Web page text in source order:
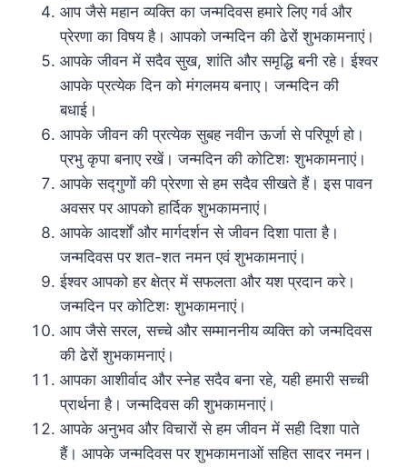
आप जैसे महान व्यक्ति का जन्मदिवस हमारे लिए गर्व और
प्रेरणा का विषय है। आपको जन्मदिन की ढेरों शुभकामनाएं।
आपके जीवन में सदैव सुख, शांति और समृद्धि बनी रहे। ईश्वर
आपके प्रत्येक दिन को मंगलमय बनाए। जन्मदिन की
बधाई।
आपके जीवन की प्रत्येक सुबह नवीन ऊर्जा से परिपूर्ण हो।
प्रभु कृपा बनाए रखें। जन्मदिन की कोटिशः शुभकामनाएं।
आपके सद्गुणों की प्रेरणा से हम सदैव सीखते हैं। इस पावन
अवसर पर आपको हार्दिक शुभकामनाएं।
आपके आदर्शों और मार्गदर्शन से जीवन दिशा पाता है।
जन्मदिवस पर शत-शत नमन एवं शुभकामनाएं।
ईश्वर आपको हर क्षेत्र में सफलता और यश प्रदान करे।
जन्मदिन पर कोटिशः शुभकामनाएं।
आप जैसे सरल, सच्चे और सम्माननीय व्यक्ति को जन्मदिवस
की ढेरों शुभकामनाएं।
आपका आशीर्वाद और स्नेह सदैव बना रहे, यही हमारी सच्ची
प्रार्थना है। जन्मदिवस की शुभकामनाएं।
आपके अनुभव और विचारों से हम जीवन में सही दिशा पाते
हैं। आपके जन्मदिवस पर शुभकामनाओं सहित सादर नमन।